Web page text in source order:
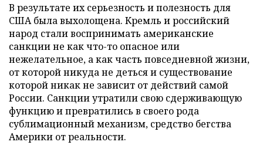
В результате их серьезность и полезность для
США была выхолощена. Кремль и российский
народ стали воспринимать американские
санкции не как что-то опасное или
нежелательное, а как часть повседневной жизни,
от которой никуда не деться и существование
которой никак не зависит от действий самой
России. Санкции утратили свою сдерживающую
функцию и превратились в своего рода
сублимационный механизм, средство бегства
Америки от реальности.